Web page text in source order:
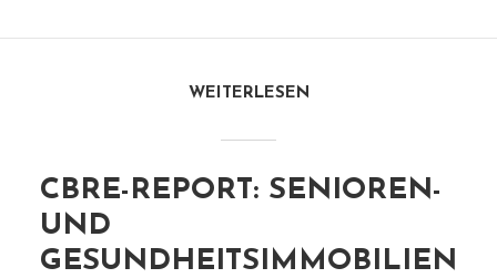
WEITERLESEN
CBRE-REPORT: SENIOREN-
UND
GESUNDHEITSIMMOBILIEN